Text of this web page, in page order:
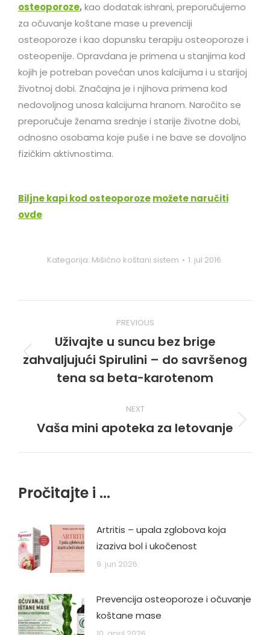
osteoporoze,kao dodatak ishrani, preporučujemo
za očuvanje koštane mase u prevenciji
osteoporoze i kao dopunsku terapiju osteoporoze i
osteopenije. Opravdana je primena u stanjima kod
kojih je potreban povećan unos kalcijuma i u starijoj
životnoj dobi. Značajna je i njihova primena kod
nedovoljnog unosa kalcijuma hranom. Naročito se
preporučuje ženama srednje i starije životne dobi,
odnosno osobama koje puše i ne bave se dovoljno
fizičkim aktivnostima.
Biljne kapi kod osteoporozemožete naručiti
ovde
Kategorija: Mišićno koštani sistem 1. jul 2016.
navigation
PREVIOUS
Previous
post:
Uživajte u suncu bez brige
zahvaljujući Spirulini – do savršenog
tena sa beta-karotenom
NEXT
Next
Vaša mini apoteka za letovanje
Pročitajte i ...
Artritis – upala zglobova koja
izaziva bol i ukočenost
9. jun 2026.
Prevencija osteoporoze i očuvanje
koštane mase